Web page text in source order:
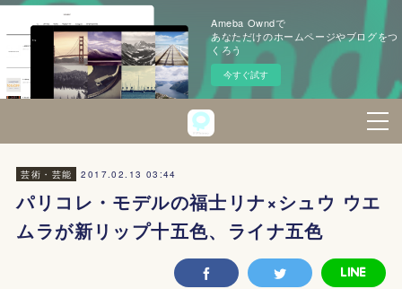
Ameba Owndで
あなただけのホームページやブログをつ
くろう
今すぐ試す
芸術・芸能 2017.02.13 03:44
パリコレ・モデルの福士リナ×シュウ ウエ
ムラが新リップ十五色、ライナ五色